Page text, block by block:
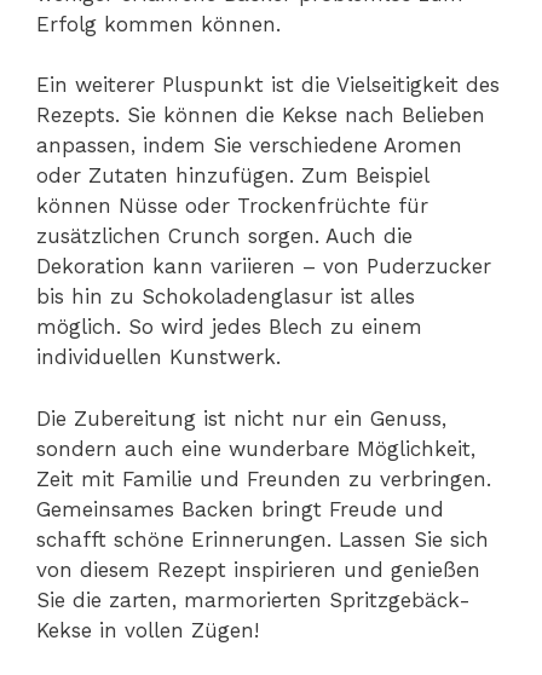
Erfolg kommen können.
Ein weiterer Pluspunkt ist die Vielseitigkeit des
Rezepts. Sie können die Kekse nach Belieben
anpassen, indem Sie verschiedene Aromen
oder Zutaten hinzufügen. Zum Beispiel
können Nüsse oder Trockenfrüchte für
zusätzlichen Crunch sorgen. Auch die
Dekoration kann variieren – von Puderzucker
bis hin zu Schokoladenglasur ist alles
möglich. So wird jedes Blech zu einem
individuellen Kunstwerk.
Die Zubereitung ist nicht nur ein Genuss,
sondern auch eine wunderbare Möglichkeit,
Zeit mit Familie und Freunden zu verbringen.
Gemeinsames Backen bringt Freude und
schafft schöne Erinnerungen. Lassen Sie sich
von diesem Rezept inspirieren und genießen
Sie die zarten, marmorierten Spritzgebäck-
Kekse in vollen Zügen!